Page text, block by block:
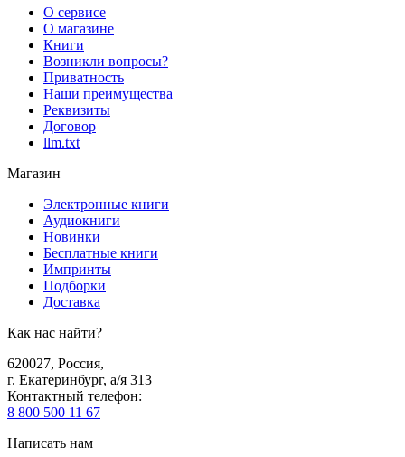
О сервисе
О магазине
Книги
Возникли вопросы?
Приватность
Наши преимущества
Реквизиты
Договор
llm.txt
Магазин
Электронные книги
Аудиокниги
Новинки
Бесплатные книги
Импринты
Подборки
Доставка
Как нас найти?
620027, Россия,
г. Екатеринбург, а/я 313
Контактный телефон:
8 800 500 11 67
Написать нам